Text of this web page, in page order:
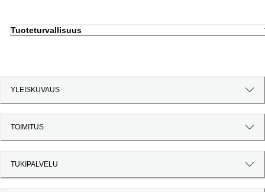
Tuoteturvallisuus
YLEISKUVAUS
TOIMITUS
TUKIPALVELU